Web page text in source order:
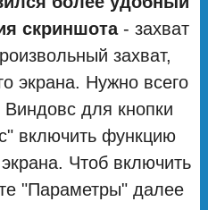
скриншота- захват
захват,
экрана. Нужно всего
для кнопки
включить функцию
Чтоб включить
"Параметры" далее